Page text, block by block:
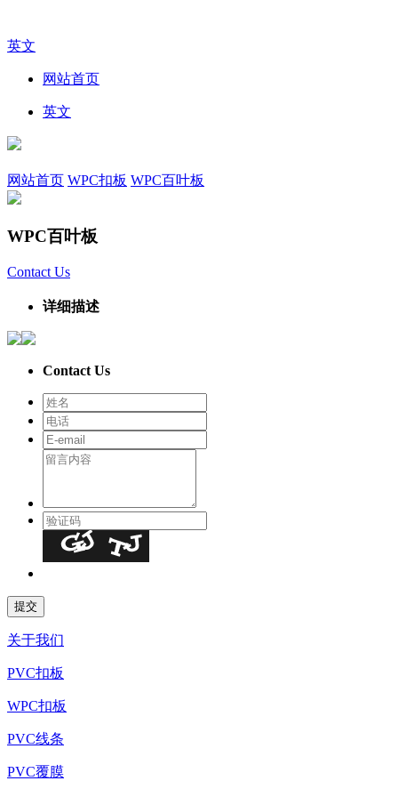
英文
网站首页
英文
网站首页 WPC扣板 WPC百叶板
WPC百叶板
Contact Us
详细描述
Contact Us
关于我们
PVC扣板
WPC扣板
PVC线条
PVC覆膜